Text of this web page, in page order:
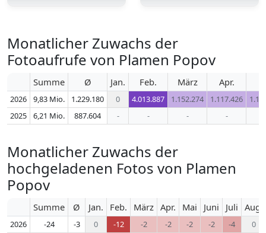
Monatlicher Zuwachs der
Fotoaufrufe von Plamen Popov
Summe Ø Jan. Feb. März Apr.
2026 9,83 Mio. 1.229.180 0 4.013.887 1.152.274 1.117.426
2025
6,21 Mio. 887.604 - - - -
Monatlicher Zuwachs der
hochgeladenen Fotos von Plamen
Popov
Summe Ø Jan. Feb. März Apr. Mai Juni Juli Aug.
2026 -24 -3 0 -12 -2 -2 -2 -2 -4 0